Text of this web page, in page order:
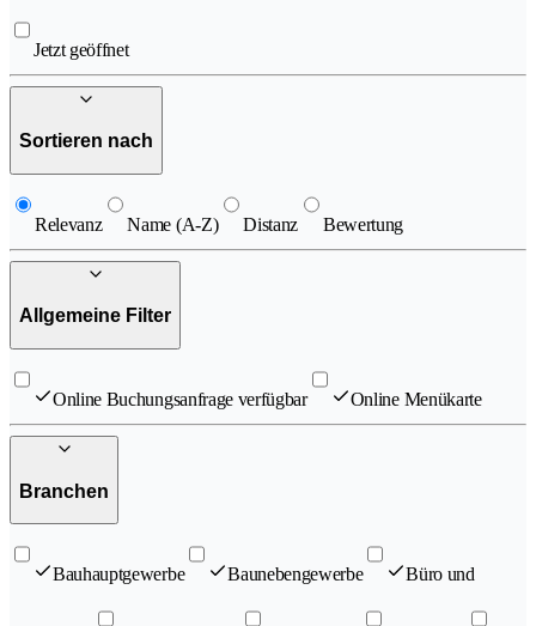
Jetzt geöffnet
Sortieren nach
Relevanz Name (A-Z) Distanz Bewertung
Allgemeine Filter
Online Buchungsanfrage verfügbar Online Menükarte
Branchen
Bauhauptgewerbe Baunebengewerbe Büro und